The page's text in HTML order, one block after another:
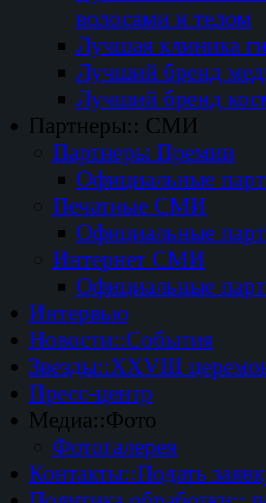
волосами и телом
Лучшая клиника
Лучший бренд
Лучший бренд
Партнеры:: СМИ
Партнеры Премии
Официальные
Печатные СМИ
Официальные
Интернет СМИ
Официальные
Интервью
Новости::События
Звезды::XXVIII
Пресс-центр
Медиа::Фото
Фотогалерея
Контакты::Подать